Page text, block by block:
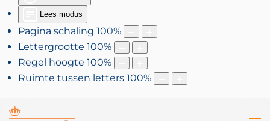
Lees modus
Pagina schaling 100%
Lettergrootte 100%
Regel hoogte 100%
Ruimte tussen letters 100%